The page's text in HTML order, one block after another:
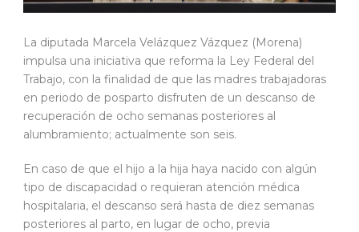
La diputada Marcela Velázquez Vázquez (Morena)
impulsa una iniciativa que reforma la Ley Federal del
Trabajo, con la finalidad de que las madres trabajadoras
en periodo de posparto disfruten de un descanso de
recuperación de ocho semanas posteriores al
alumbramiento; actualmente son seis.
En caso de que el hijo a la hija haya nacido con algún
tipo de discapacidad o requieran atención médica
hospitalaria, el descanso será hasta de diez semanas
posteriores al parto, en lugar de ocho, previa